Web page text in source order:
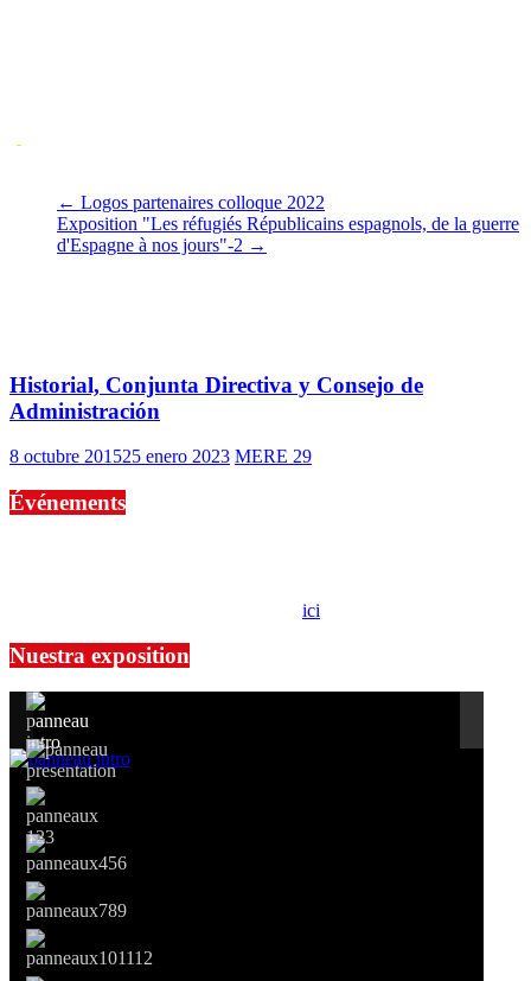
← Logos partenaires colloque 2022
Exposition "Les réfugiés Républicains espagnols, de la guerre
d'Espagne à nos jours"-2 →
Historial, Conjunta Directiva y Consejo de
Administración
8 octubre 201525 enero 2023 MERE 29
Événements
ici
Nuestra exposition